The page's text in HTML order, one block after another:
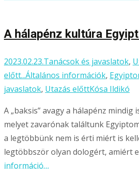
A hálapénz kultúra
2023.02.23.Tanácsok és javaslatok,
előtt...Általános információk,
javaslatok, Utazás előttKósa Ildikó
A „baksis” avagy a hálapénz mindig
melyet zavarónak találtunk
a legtöbbünk nem is érti miért is
legtöbbször olyan dologért, amiért
információ…